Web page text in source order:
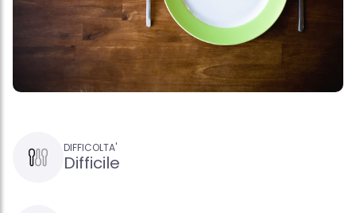
DIFFICOLTA'
Difficile